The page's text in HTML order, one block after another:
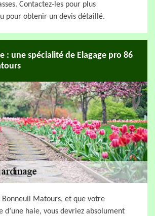
Contactez-les pour plus
pour obtenir un devis détaillé.
: une spécialité de Elagage pro 86
Bonneuil Matours, et que votre
d’une haie, vous devriez absolument